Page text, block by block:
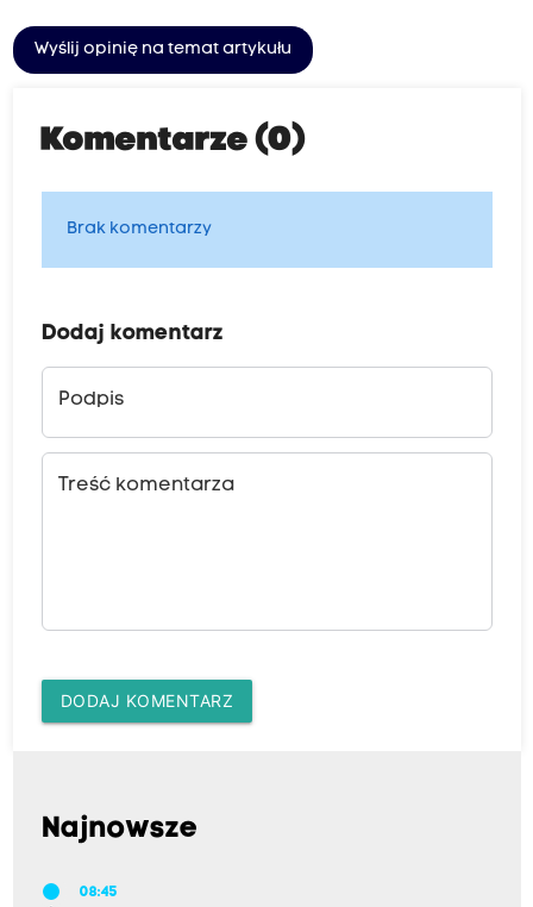
Wyślij opinię na temat artykułu
Komentarze (0)
Brak komentarzy
Dodaj komentarz
Podpis
Treść komentarza
DODAJ KOMENTARZ
Najnowsze
08:45